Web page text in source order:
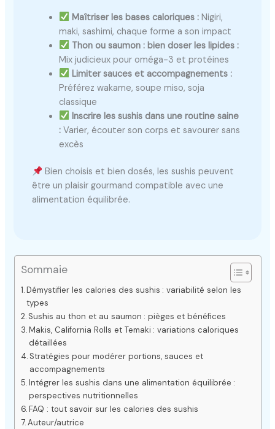
Maîtriser les bases caloriques :Nigiri,
maki, sashimi, chaque forme a son impact
Thon ou saumon : bien doser les lipides :
Mix judicieux pour oméga-3 et protéines
Limiter sauces et accompagnements :
Préférez wakame, soupe miso, soja
classique
Inscrire les sushis dans une routine saine
: Varier, écouter son corps et savourer sans
excès
Bien choisis et bien dosés, les sushis peuvent
être un plaisir gourmand compatible avec une
alimentation équilibrée.
Sommaie
Démystifier les calories des sushis : variabilité selon les
types
Sushis au thon et au saumon : pièges et bénéfices
Makis, California Rolls et Temaki : variations caloriques
détaillées
Stratégies pour modérer portions, sauces et
accompagnements
Intégrer les sushis dans une alimentation équilibrée :
perspectives nutritionnelles
FAQ : tout savoir sur les calories des sushis
Auteur/autrice